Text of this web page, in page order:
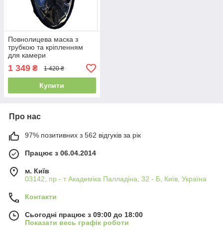
Повнолицева маска з
трубкою та кріпленням
для камери
1 349 ₴ 1 420 ₴
Купити
Про нас
97% позитивних з 562 відгуків за рік
Працює з 06.04.2014
м. Київ
03142, пр - т Академіка Палладіна, 32 - Б, Київ, Україна
Контакти
Сьогодні працює з 09:00 до 18:00
Показати весь графік роботи